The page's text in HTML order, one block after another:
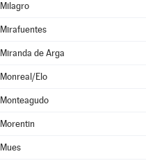
Milagro
Mirafuentes
Miranda de Arga
Monreal/Elo
Monteagudo
Morentin
Mues